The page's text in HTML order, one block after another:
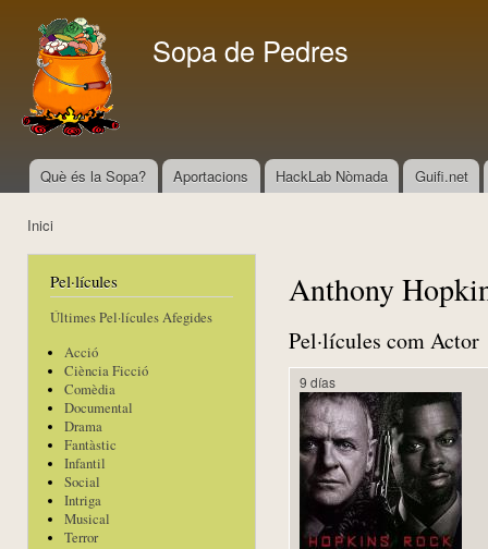
Sopa de Pedres
Menú principal
Què és la Sopa? Aportacions HackLab Nòmada Guifi.net
Inici
Pel·lícules
Últimes Pel·lícules Afegides
Acció
Ciència Ficció
Comèdia
Documental
Drama
Fantàstic
Infantil
Social
Intriga
Musical
Terror
Anthony
Pel·lícules com Actor
9 días